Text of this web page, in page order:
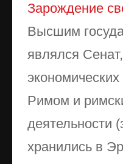
Зарождение
Высшим
являлся
Римом и
деятельности
хранились в